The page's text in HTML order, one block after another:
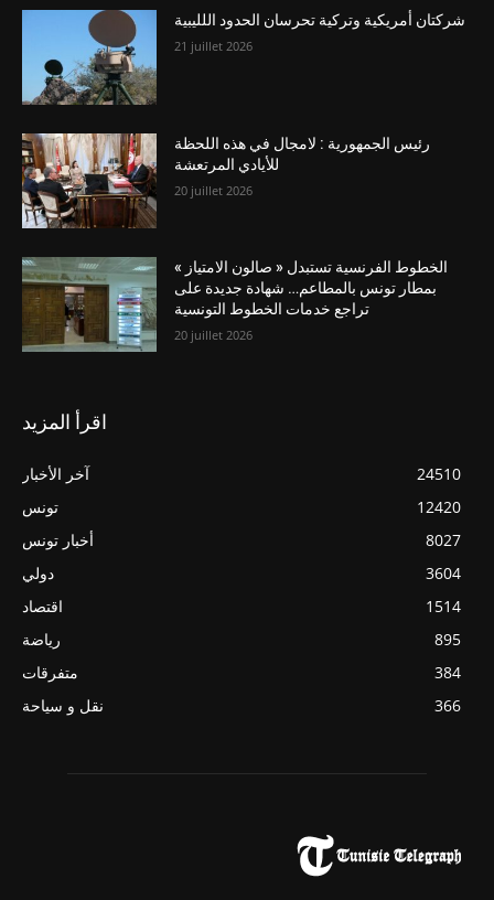
شركتان أمريكية وتركية تحرسان الحدود اللليبية
21 juillet 2026
رئيس الجمهورية : لامجال في هذه اللحظة
للأيادي المرتعشة
20 juillet 2026
الخطوط الفرنسية تستبدل « صالون الامتياز »
بمطار تونس بالمطاعم… شهادة جديدة على
تراجع خدمات الخطوط التونسية
20 juillet 2026
اقرأ المزيد
آخر الأخبار
24510
تونس
12420
أخبار تونس
8027
دولي
3604
اقتصاد
1514
رياضة
895
متفرقات
384
نقل و سياحة
366